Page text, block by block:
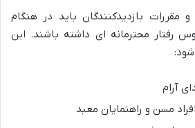
مقررات بازدیدکنندگان باید در هنگام
رفتار محترمانه ای داشته باشند. این
شود:
آرام
مسن و راهنمایان معبد